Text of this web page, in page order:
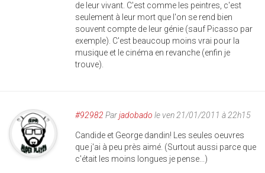
de leur vivant. C'est comme les peintres, c'est
seulement à leur mort que l'on se rend bien
souvent compte de leur génie (sauf Picasso par
exemple). C'est beaucoup moins vrai pour la
musique et le cinéma en revanche (enfin je
trouve).
#92982 Parjadobado le ven 21/01/2011 à 22h15
Candide et George dandin! Les seules oeuvres
que j'ai à peu près aimé. (Surtout aussi parce que
c'était les moins longues je pense...)